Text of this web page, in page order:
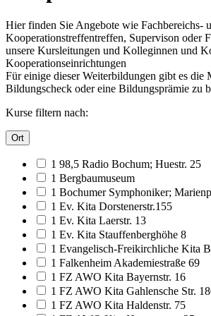
Hier finden Sie Angebote wie Fachbereichs-
Kooperationstreffentreffen, Supervison oder
unsere Kursleitungen und Kolleginnen und
Kooperationseinrichtungen
Für einige dieser Weiterbildungen gibt es die
Bildungscheck oder eine Bildungsprämie zu
Kurse filtern nach:
Ort
1 98,5 Radio Bochum; Huestr. 25
1 Bergbaumuseum
1 Bochumer Symphoniker;
1 Ev. Kita Dorstenerstr.155
1 Ev. Kita Laerstr. 13
1 Ev. Kita Stauffenberghöhe 8
1 Evangelisch-Freikirchliche Kita
1 Falkenheim Akademiestraße 69
1 FZ AWO Kita Bayernstr. 16
1 FZ AWO Kita Gahlensche Str.
1 FZ AWO Kita Haldenstr. 75